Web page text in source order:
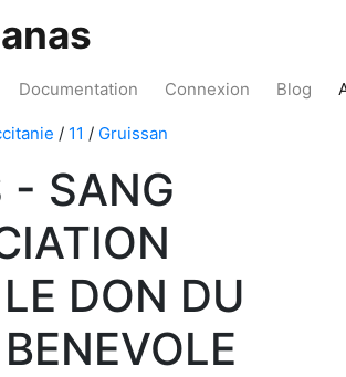
Documentation Connexion Blog
/ 11 / Gruissan
- SANG
DON DU